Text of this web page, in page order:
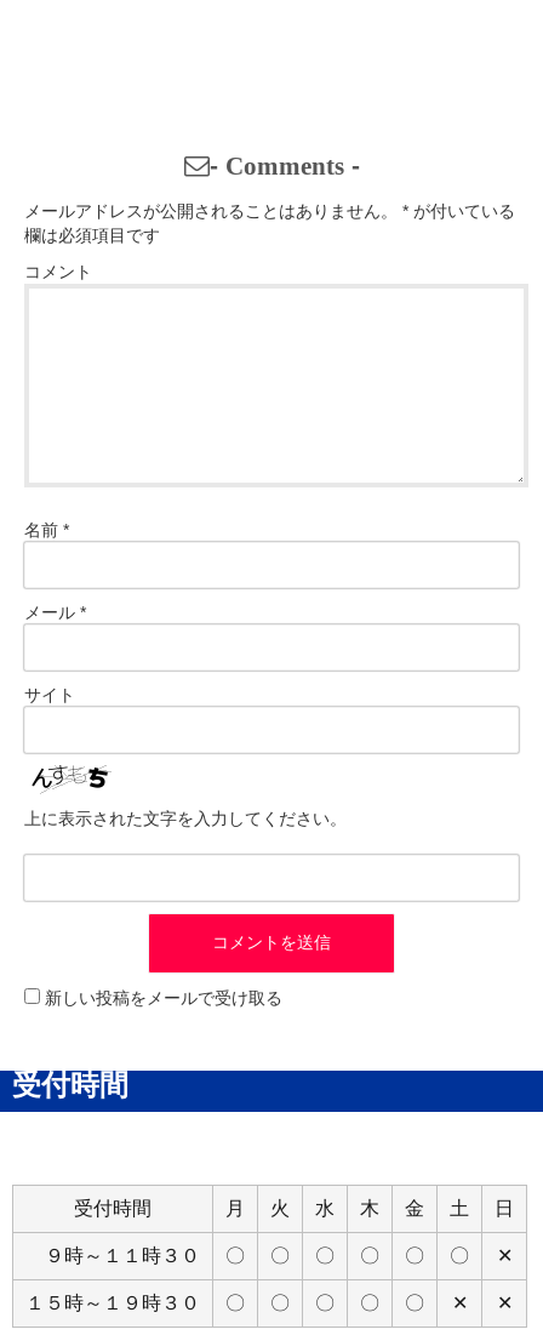
- Comments-
メールアドレスが公開されることはありません。 * が付いている
欄は必須項目です
コメント
名前 *
メール *
サイト
上に表示された文字を入力してください。
新しい投稿をメールで受け取る
受付時間
受付時間 月 火 水 木 金 土 日
９時～１１時３０ 〇 〇 〇 〇 〇 〇 ✕
１５時～１９時３０ 〇 〇 〇 〇 〇 ✕ ✕